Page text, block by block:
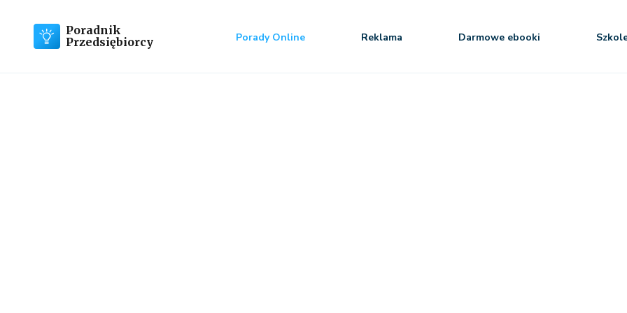
Poradnik
Przedsiębiorcy
Porady Online Reklama Darmowe ebooki